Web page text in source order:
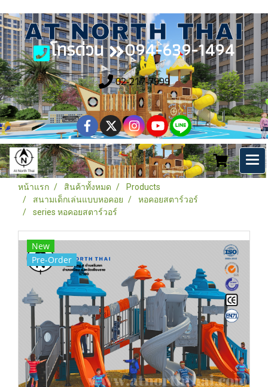
โทรด่วน 094-639-1494
02-217-7999
หน้าแรก สินค้าทั้งหมด
Products
สนามเด็กเล่นแบบหอคอย
หอคอยสตาร์วอร์
series หอคอยสตาร์วอร์
New
Pre-Order